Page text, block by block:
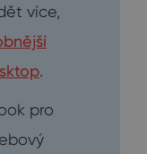
více,
.
pro